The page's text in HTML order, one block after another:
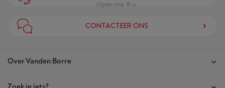
Over Vanden Borre
Open ma. 8 u.
CONTACTEER ONS